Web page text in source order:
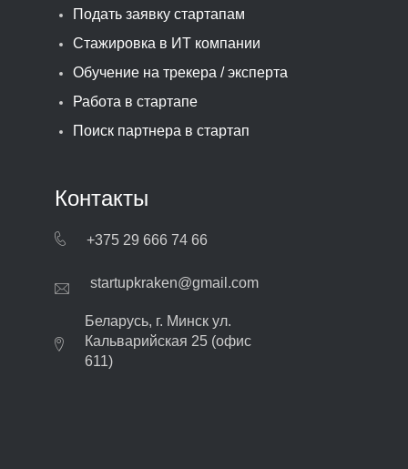
Подать заявку стартапам
Стажировка в ИТ компании
Обучение на трекера / эксперта
Работа в стартапе
Поиск партнера в стартап
Контакты
+375 29 666 74 66
startupkraken@gmail.com
Беларусь, г. Минск ул.
Кальварийская 25 (офис
611)